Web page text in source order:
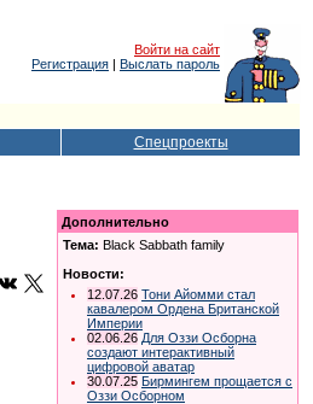
Войти на сайт
Регистрация | Выслать пароль
Спецпроекты
Дополнительно
Тема: Black Sabbath family
Новости:
12.07.26 Тони Айомми стал
кавалером Ордена Британской
Империи
02.06.26 Для Оззи Осборна
создают интерактивный
цифровой аватар
30.07.25 Бирмингем прощается с
Оззи Осборном